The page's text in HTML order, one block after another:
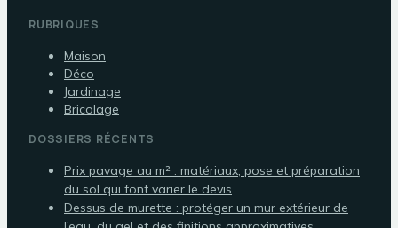
RUBRIQUES
Maison
Déco
Jardinage
Bricolage
DOSSIERS RÉCENTS
Prix pavage au m² : matériaux, pose et préparation
du sol qui font varier le devis
Dessus de murette : protéger un mur extérieur de